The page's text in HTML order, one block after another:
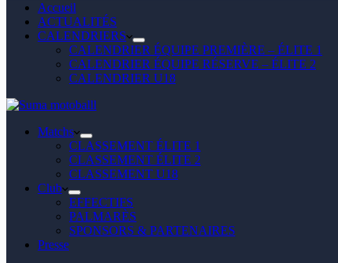
Accueil
ACTUALITÉS
CALENDRIERS
CALENDRIER ÉQUIPE PREMIÈRE – ÉLITE 1
CALENDRIER ÉQUIPE RÉSERVE – ÉLITE 2
CALENDRIER U18
Matchs
CLASSEMENT ÉLITE 1
CLASSEMENT ÉLITE 2
CLASSEMENT U18
Club
EFFECTIFS
PALMARÈS
SPONSORS & PARTENAIRES
Presse